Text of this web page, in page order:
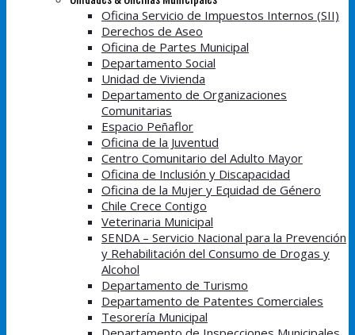
Oficina Servicio de Impuestos Internos (SII)
Derechos de Aseo
Oficina de Partes Municipal
Departamento Social
Unidad de Vivienda
Departamento de Organizaciones
Comunitarias
Espacio Peñaflor
Oficina de la Juventud
Centro Comunitario del Adulto Mayor
Oficina de Inclusión y Discapacidad
Oficina de la Mujer y Equidad de Género
Chile Crece Contigo
Veterinaria Municipal
SENDA – Servicio Nacional para la Prevención
y Rehabilitación del Consumo de Drogas y
Alcohol
Departamento de Turismo
Departamento de Patentes Comerciales
Tesorería Municipal